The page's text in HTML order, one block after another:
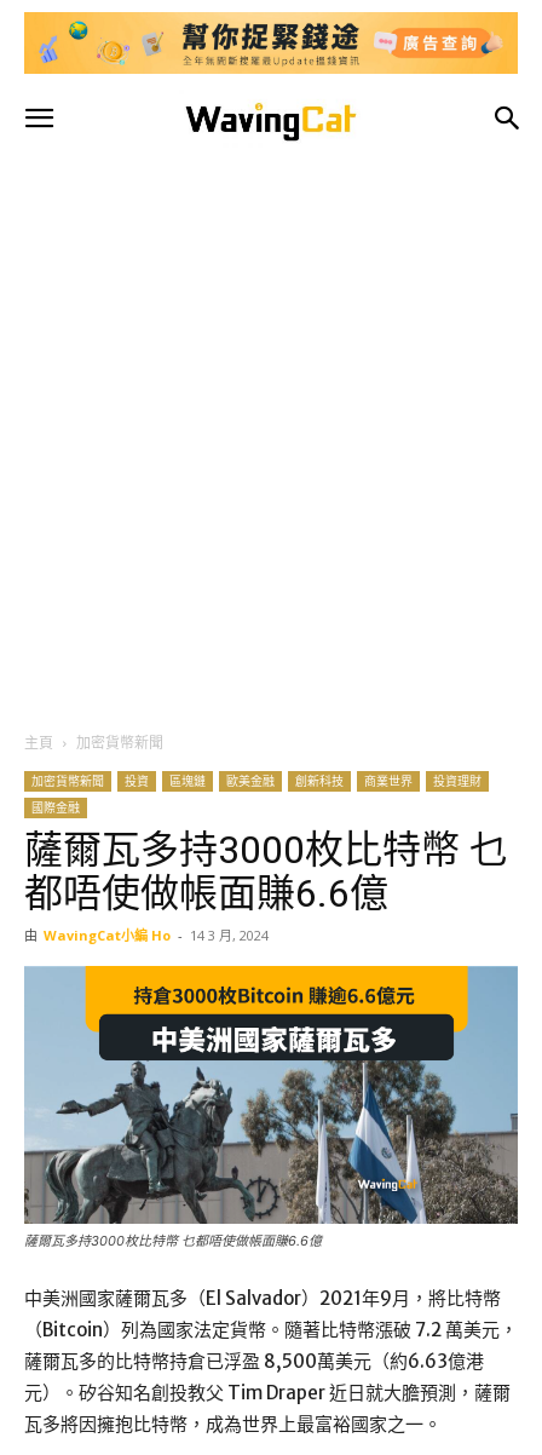
主頁 加密貨幣新聞
加密貨幣新聞 投資 區塊鏈 歐美金融 創新科技 商業世界
投資理財
國際金融
薩爾瓦多持3000枚比特幣 乜
都唔使做帳面賺6.6億
由 WavingCat小編 Ho - 14 3 月, 2024
薩爾瓦多持3000枚比特幣 乜都唔使做帳面賺6.6億
中美洲國家薩爾瓦多（El Salvador）2021年9月，將比特幣
（Bitcoin）列為國家法定貨幣。隨著比特幣漲破 7.2 萬美元，
薩爾瓦多的比特幣持倉已浮盈 8,500萬美元（約6.63億港
元）。矽谷知名創投教父 Tim Draper 近日就大膽預測，薩爾
瓦多將因擁抱比特幣，成為世界上最富裕國家之一。